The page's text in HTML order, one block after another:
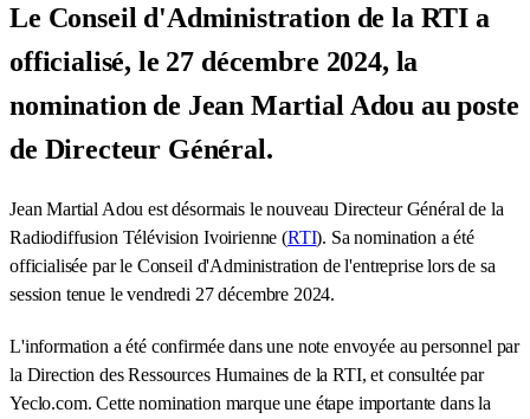
Le Conseil d'Administration de la RTI a
officialisé, le 27 décembre 2024, la
nomination de Jean Martial Adou au poste
de Directeur Général.
Jean Martial Adou est désormais le nouveau Directeur Général de la
Radiodiffusion Télévision Ivoirienne (RTI). Sa nomination a été
officialisée par le Conseil d'Administration de l'entreprise lors de sa
session tenue le vendredi 27 décembre 2024.
L'information a été confirmée dans une note envoyée au personnel par
la Direction des Ressources Humaines de la RTI, et consultée par
Yeclo.com. Cette nomination marque une étape importante dans la